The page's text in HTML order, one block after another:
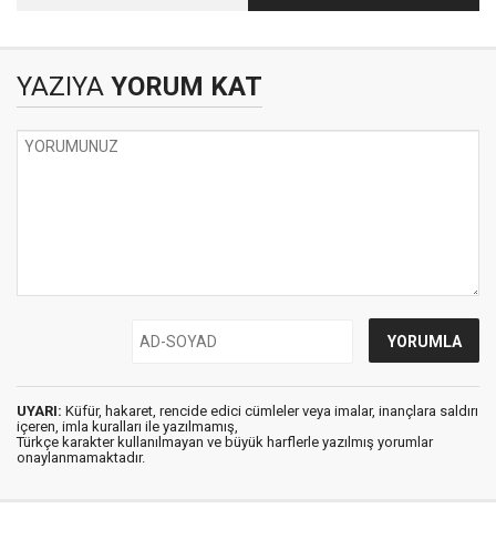
NÜKTELER, ALTINI
YAZIYA YORUM KAT
UYARI: Küfür, hakaret, rencide edici cümleler veya imalar, inançlara saldırı
içeren, imla kuralları ile yazılmamış,
Türkçe karakter kullanılmayan ve büyük harflerle yazılmış yorumlar
onaylanmamaktadır.